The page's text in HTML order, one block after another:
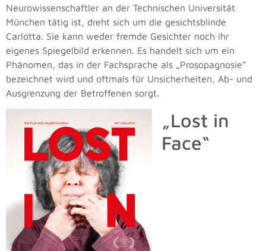
Neurowissenschaftler an der Technischen Universität
München tätig ist, dreht sich um die gesichtsblinde
Carlotta. Sie kann weder fremde Gesichter noch ihr
eigenes Spiegelbild erkennen. Es handelt sich um ein
Phänomen, das in der Fachsprache als „Prosopagnosie“
bezeichnet wird und oftmals für Unsicherheiten, Ab- und
Ausgrenzung der Betroffenen sorgt.
„Lost in
Face“